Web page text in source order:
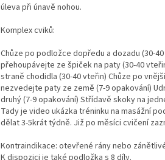
úleva při únavě nohou.
Komplex cviků:
Chůze po podložce dopředu a dozadu (30-
přehoupávejte ze špiček na paty (30-40
straně chodidla (30-40 vteřin) Chůze po
nezvedejte paty ze země (7-9 opakování)
druhý (7-9 opakování) Střídavě skoky na
Tady je video ukázka tréninku na masážní
dělat 3-5krát týdně. Již po měsíci cvičení
Kontraindikace: otevřené rány nebo
K dispozici je také podložka s 8 díly.